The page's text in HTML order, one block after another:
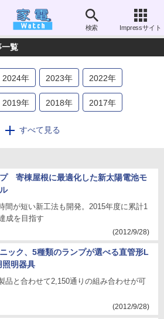
検索 Impressサイト
覧
2024年 2023年 2022年
2019年 2018年 2017年
2014年 2013
すべて見る
寄棟屋根に最適化した新太陽電池モ
間が短い新工法も開発。2015年度に累計1
成を目指す
(2012/9/28)
ック、5種類のランプが選べる直管形L
照明器具
品と合わせて2,150通りの組み合わせが可
(2012/9/28)